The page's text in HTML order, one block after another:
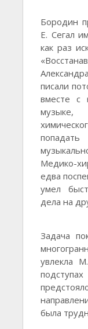
Бородин
Е. Сегал
как раз
писали
вместе с
музыке,
Медико-
едва
умел
дела на
Задача
увлекла
была